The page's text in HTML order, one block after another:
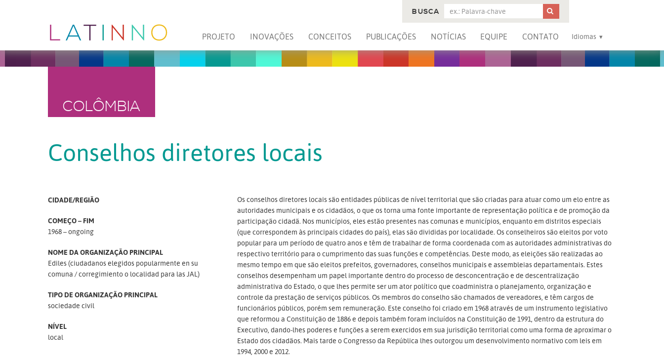
PROJETO INOVAÇÕES CONCEITOS PUBLICAÇÕES NOTÍCIAS EQUIPE CONTATO Idiomas
BUSCA
COLÔMBIA
Conselhos diretores locais
CIDADE/REGIÃO
COMEÇO – FIM
1968 – ongoing
NOME DA ORGANIZAÇÃO PRINCIPAL
Ediles (ciudadanos elegidos popularmente en su
comuna
corregimiento o localidad para las JAL)
TIPO DE ORGANIZAÇÃO PRINCIPAL
sociedade civil
NÍVEL
local
Os conselhos diretores locais são entidades públicas de nível territorial que são criadas para atuar como um elo entre as
autoridades municipais e os cidadãos, o que os torna uma fonte importante de representação política e de promoção da
participação cidadã. Nos municípios, eles estão presentes nas comunas e municípios, enquanto em distritos especiais
(que correspondem às principais cidades do país), elas são divididas por localidade. Os conselheiros são eleitos por voto
popular para um período de quatro anos e têm de trabalhar de forma coordenada com as autoridades administrativas do
respectivo território para o cumprimento das suas funções e competências. Deste modo, as eleições são realizadas ao
mesmo tempo em que são eleitos prefeitos, governadores, conselhos municipais e assembleias departamentais. Estes
conselhos desempenham um papel importante dentro do processo de desconcentração e de descentralização
administrativa do Estado, o que lhes permite ser um ator político que coadministra o planejamento, organização e
controle da prestação de serviços públicos. Os membros do conselho são chamados de vereadores, e têm cargos de
funcionários públicos, porém sem remuneração. Este conselho foi criado em 1968 através de um instrumento legislativo
que reformou a Constituição de 1886 e depois também foram incluídos na Constituição de 1991, dentro da estrutura do
Executivo, dando-lhes poderes e funções a serem exercidos em sua jurisdição territorial como uma forma de aproximar o
Estado dos cidadãos. Mais tarde o Congresso da República lhes outorgou um desenvolvimento normativo com leis em
1994, 2000 e 2012.